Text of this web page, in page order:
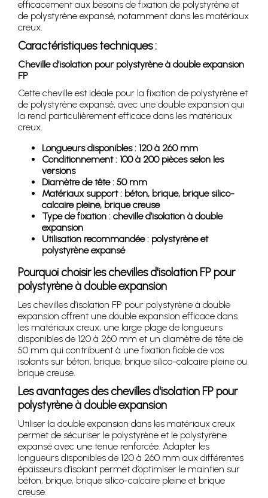
efficacement aux besoins de fixation de polystyrène et
de polystyrène expansé, notamment dans les matériaux
creux.
Caractéristiques techniques :
Cheville d’isolation pour polystyrène à double expansion
FP
Cette cheville est idéale pour la fixation de polystyrène et
de polystyrène expansé, avec une double expansion qui
la rend particulièrement efficace dans les matériaux
creux.
Longueurs disponibles : 120 à 260 mm
Conditionnement : 100 à 200 pièces selon les
versions
Diamètre de tête : 50 mm
Matériaux support : béton, brique, brique silico-
calcaire pleine, brique creuse
Type de fixation : cheville d’isolation à double
expansion
Utilisation recommandée : polystyrène et
polystyrène expansé
Pourquoi choisir les chevilles d'isolation FP pour
polystyrène à double expansion
Les chevilles d’isolation FP pour polystyrène à double
expansion offrent une double expansion efficace dans
les matériaux creux, une large plage de longueurs
disponibles de 120 à 260 mm et un diamètre de tête de
50 mm qui contribuent à une fixation fiable de vos
isolants sur béton, brique, brique silico-calcaire pleine ou
brique creuse.
Les avantages des chevilles d'isolation FP pour
polystyrène à double expansion
Utiliser la double expansion dans les matériaux creux
permet de sécuriser le polystyrène et le polystyrène
expansé avec une tenue renforcée. Adapter les
longueurs disponibles de 120 à 260 mm aux différentes
épaisseurs d’isolant permet d’optimiser le maintien sur
béton, brique, brique silico-calcaire pleine et brique
creuse.